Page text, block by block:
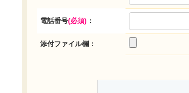
電話番号(必須) ：
添付ファイル欄：